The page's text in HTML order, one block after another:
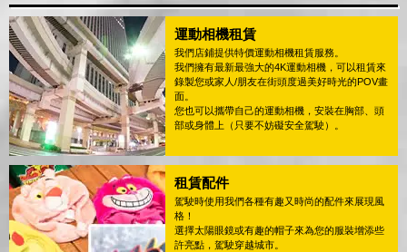
運動相機租賃
我們店鋪提供特價運動相機租賃服務。
我們擁有最新最強大的4K運動相機，可以租賃來
錄製您或家人/朋友在街頭度過美好時光的POV畫
面。
您也可以攜帶自己的運動相機，安裝在胸部、頭
部或身體上（只要不妨礙安全駕駛）。
租賃配件
駕駛時使用我們各種有趣又時尚的配件來展現風
格！
選擇太陽眼鏡或有趣的帽子來為您的服裝增添些
許亮點，駕駛穿越城市。